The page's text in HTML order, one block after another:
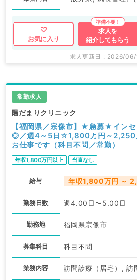
お気に入り
求人を
紹介してもらう
求人更新日 : 2026/06/
常勤求人
陽だまりクリニック
【福岡県／宗像市】★急募★インセ
◎／週4～5日☆1,800万円～2,250
お仕事です（科目不問／常勤）
年収1,800万円以上 当直なし
給与 年収1,800万円 ～
勤務日数 週4.00日〜5.00日
勤務地 福岡県宗像市
募集科目 科目不問
業務内容 訪問診療（居宅）, 訪